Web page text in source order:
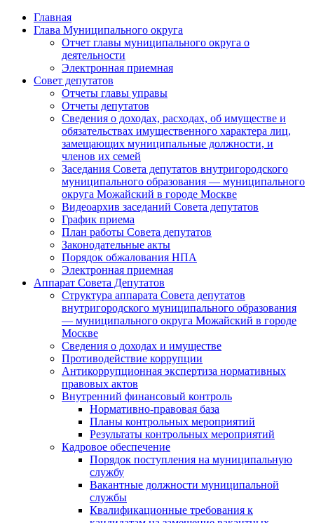
Главная
Глава Муниципального округа
Отчет главы муниципального округа о
деятельности
Электронная приемная
Совет депутатов
Отчеты главы управы
Отчеты депутатов
Сведения о доходах, расходах, об имуществе и
обязательствах имущественного характера лиц,
замещающих муниципальные должности, и
членов их семей
Заседания Совета депутатов внутригородского
муниципального образования — муниципального
округа Можайский в городе Москве
Видеоархив заседаний Совета депутатов
График приема
План работы Совета депутатов
Законодательные акты
Порядок обжалования НПА
Электронная приемная
Аппарат Совета Депутатов
Структура аппарата Совета депутатов
внутригородского муниципального образования
— муниципального округа Можайский в городе
Москве
Сведения о доходах и имуществе
Противодействие коррупции
Антикоррупционная экспертиза нормативных
правовых актов
Внутренний финансовый контроль
Нормативно-правовая база
Планы контрольных мероприятий
Результаты контрольных мероприятий
Кадровое обеспечение
Порядок поступления на муниципальную
службу
Вакантные должности муниципальной
службы
Квалификационные требования к